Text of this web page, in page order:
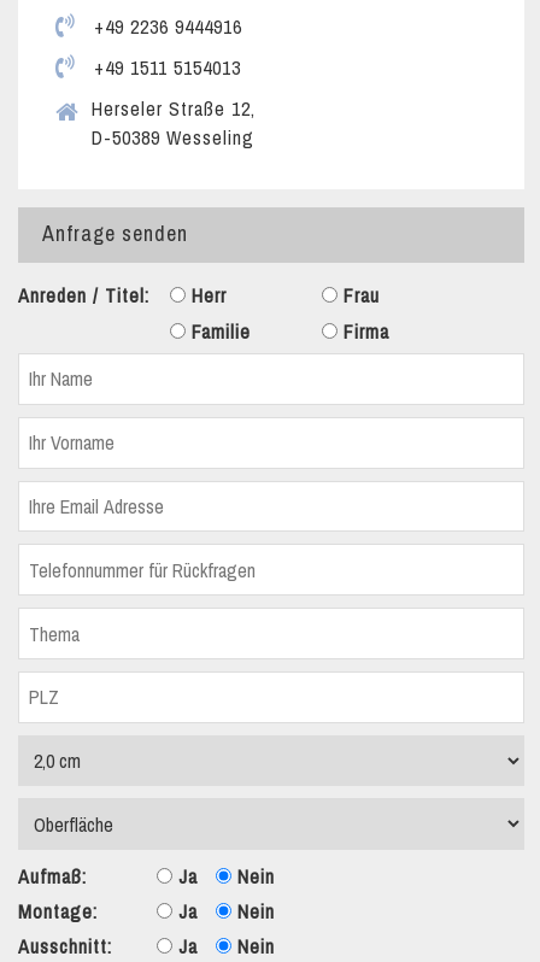
+49 2236 9444916
+49 1511 5154013
Herseler Straße 12,
D-50389 Wesseling
Anfrage senden
Anreden / Titel: Herr
Frau
Familie
Firma
Aufmaß: Ja
Nein
Montage:
Ja
Nein
Ausschnitt:
Ja Nein